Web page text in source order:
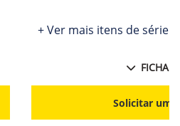
+ Ver mais itens de série
FICHA
Solicitar